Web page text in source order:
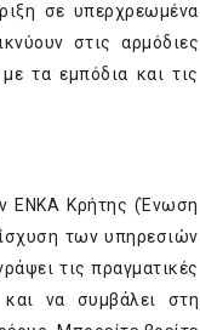
σε υπερχρεωμένα
στις αρμόδιες
τα εμπόδια και τις
ΕΝΚΑ Κρήτης (Ένωση
των υπηρεσιών
τις πραγματικές
να συμβάλει στη